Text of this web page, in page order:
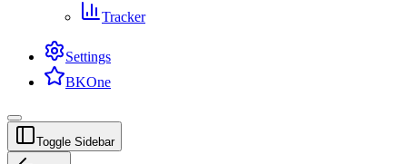
Tracker
Settings
BKOne
Toggle Sidebar